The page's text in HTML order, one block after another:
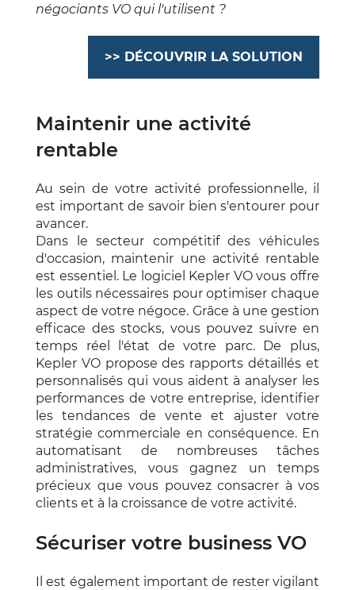
négociants VO qui l'utilisent ?
>> DÉCOUVRIR LA SOLUTION
Maintenir une activité
rentable
Au sein de votre activité professionnelle, il
est important de savoir bien s'entourer pour
avancer.
Dans le secteur compétitif des véhicules
d'occasion, maintenir une activité rentable
est essentiel. Le logiciel Kepler VO vous offre
les outils nécessaires pour optimiser chaque
aspect de votre négoce. Grâce à une gestion
efficace des stocks, vous pouvez suivre en
temps réel l'état de votre parc. De plus,
Kepler VO propose des rapports détaillés et
personnalisés qui vous aident à analyser les
performances de votre entreprise, identifier
les tendances de vente et ajuster votre
stratégie commerciale en conséquence. En
automatisant de nombreuses tâches
administratives, vous gagnez un temps
précieux que vous pouvez consacrer à vos
clients et à la croissance de votre activité.
Sécuriser votre business VO
Il est également important de rester vigilant